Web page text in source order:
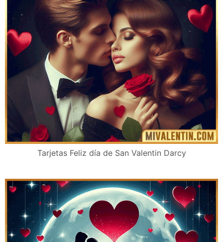
Tarjetas Feliz día de San Valentin Darcy